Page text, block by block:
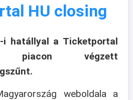
HU closing
i hatállyal a Ticketportal
piacon végzett
weboldala a